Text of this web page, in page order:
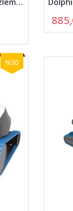
%30